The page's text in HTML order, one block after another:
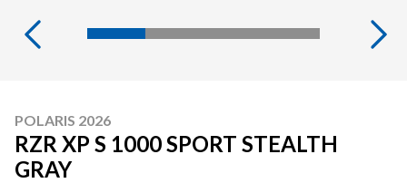
POLARIS 2026
RZR XP S 1000 SPORT STEALTH
GRAY